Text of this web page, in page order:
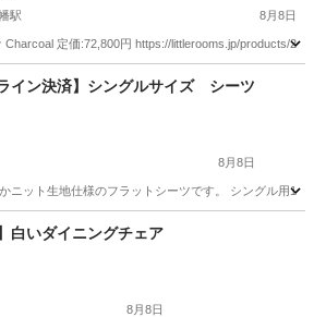
駅 8月8日
Charcoal 定価:72,800円 https://littlerooms.jp/products/
幡駅 ソファ
ライン決済】シングルサイズ シーツ
8月8日
ニット生地仕様のフラットシーツです。 シングル用
駅 寝具 シングル
白いダイニングチェア
8月8日